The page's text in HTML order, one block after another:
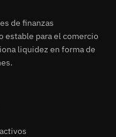
de finanzas
estable para el comercio
liquidez en forma de